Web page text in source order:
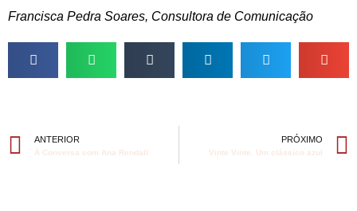
Francisca Pedra Soares, Consultora de Comunicação
ANTERIOR
À Conversa com Ana Rendall
PRÓXIMO
Vinte Vinte. Um clássico azul